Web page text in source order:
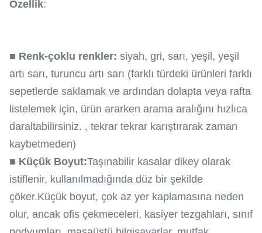
Özellik:
■ Renk-çoklu renkler: siyah, gri, sarı, yeşil, yeşil
artı sarı, turuncu artı sarı (farklı türdeki ürünleri farklı
sepetlerde saklamak ve ardından dolapta veya rafta
listelemek için, ürün ararken arama aralığını hızlıca
daraltabilirsiniz. , tekrar tekrar karıştırarak zaman
kaybetmeden)
■ Küçük Boyut:Taşınabilir kasalar dikey olarak
istiflenir, kullanılmadığında düz bir şekilde
çöker.Küçük boyut, çok az yer kaplamasına neden
olur, ancak ofis çekmeceleri, kasiyer tezgahları, sınıf